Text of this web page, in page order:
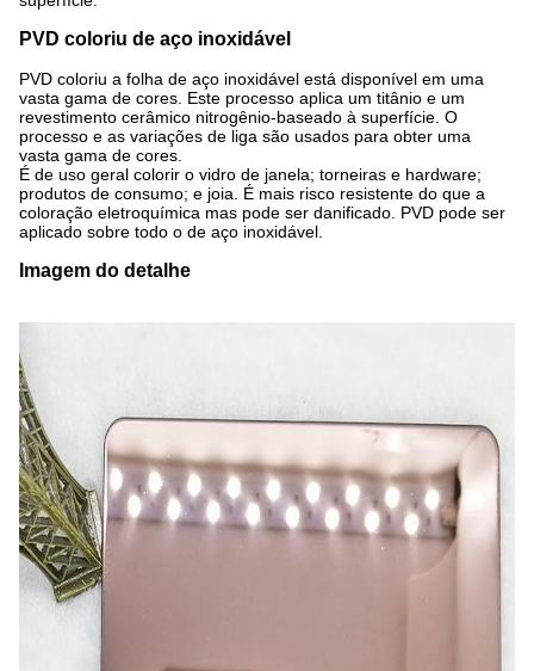
PVD coloriu de aço inoxidável
PVD coloriu a folha de aço inoxidável está disponível em uma
vasta gama de cores. Este processo aplica um titânio e um
revestimento cerâmico nitrogênio-baseado à superfície. O
processo e as variações de liga são usados para obter uma
vasta gama de cores.
É de uso geral colorir o vidro de janela; torneiras e hardware;
produtos de consumo; e joia. É mais risco resistente do que a
coloração eletroquímica mas pode ser danificado. PVD pode ser
aplicado sobre todo o de aço inoxidável.
Imagem do detalhe